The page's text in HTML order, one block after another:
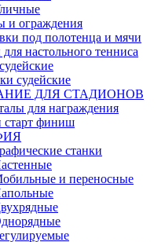
и ограждения
под полотенца и мячи
настольного тенниса
судейские
ДЛЯ СТАДИОНОВ
для награждения
старт финиш
станки
и переносные